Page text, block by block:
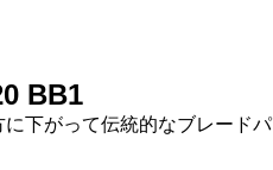
BB1
下がって伝統的なブレードパ